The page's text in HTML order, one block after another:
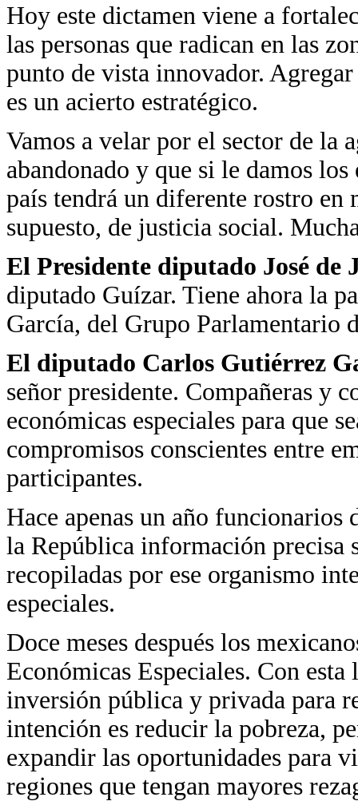
Hoy este dictamen viene a
las personas que radican en las
punto de vista innovador.
es un acierto estratégico.
Vamos a velar por el sector de la
abandonado y que si le damos
país tendrá un diferente rostro
supuesto, de justicia social.
El Presidente diputado José
diputado Guízar. Tiene ahora la
García, del Grupo Parlamentario
El diputado Carlos Gutiérrez
señor presidente. Compañeras y
económicas especiales para que
compromisos conscientes entre
participantes.
Hace apenas un año
la República información precisa
recopiladas por ese organismo
especiales.
Doce meses después los
Económicas Especiales. Con
inversión pública y privada para
intención es reducir la pobreza,
expandir las oportunidades para
regiones que tengan mayores